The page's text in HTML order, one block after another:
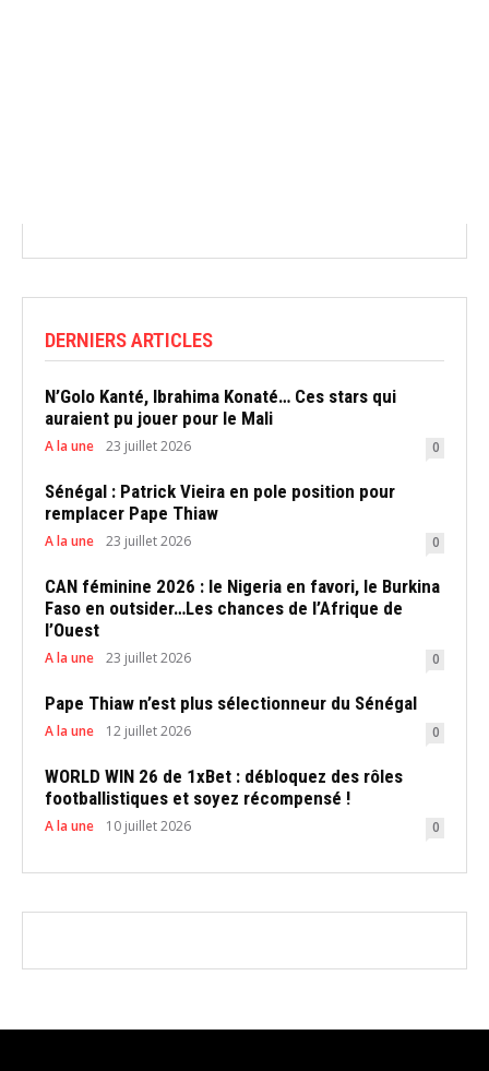
DERNIERS ARTICLES
N’Golo Kanté, Ibrahima Konaté… Ces stars qui
auraient pu jouer pour le Mali
A la une 23 juillet 2026 0
Sénégal : Patrick Vieira en pole position pour
remplacer Pape Thiaw
A la une 23 juillet 2026 0
CAN féminine 2026 : le Nigeria en favori, le Burkina
Faso en outsider…Les chances de l’Afrique de
l’Ouest
A la une 23 juillet 2026 0
Pape Thiaw n’est plus sélectionneur du Sénégal
A la une 12 juillet 2026 0
WORLD WIN 26 de 1xBet : débloquez des rôles
footballistiques et soyez récompensé !
A la une 10 juillet 2026 0